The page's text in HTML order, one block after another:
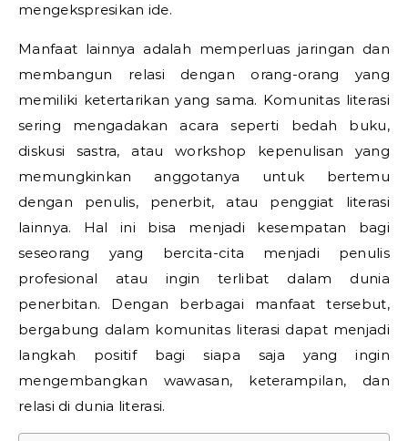
mengekspresikan ide.
Manfaat lainnya adalah memperluas jaringan dan
membangun relasi dengan orang-orang yang
memiliki ketertarikan yang sama. Komunitas literasi
sering mengadakan acara seperti bedah buku,
diskusi sastra, atau workshop kepenulisan yang
memungkinkan anggotanya untuk bertemu
dengan penulis, penerbit, atau penggiat literasi
lainnya. Hal ini bisa menjadi kesempatan bagi
seseorang yang bercita-cita menjadi penulis
profesional atau ingin terlibat dalam dunia
penerbitan. Dengan berbagai manfaat tersebut,
bergabung dalam komunitas literasi dapat menjadi
langkah positif bagi siapa saja yang ingin
mengembangkan wawasan, keterampilan, dan
relasi di dunia literasi.